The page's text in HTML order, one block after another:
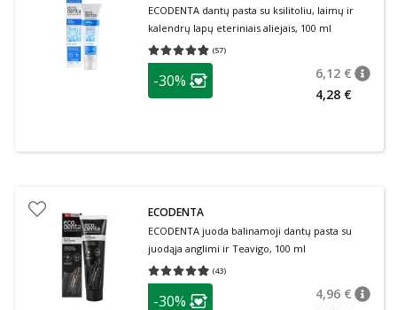
ECODENTA dantų pasta su ksilitoliu, laimų ir
kalendrų lapų eteriniais aliejais, 100 ml
(57)
Vidutinis įvertinimas 4.82
patarimas
Lojalumo klubo narių nuolaida
-30% 6,12 €
4,28 €
ECODENTA
ECODENTA juoda balinamoji dantų pasta su
juodąja anglimi ir Teavigo, 100 ml
(43)
Vidutinis įvertinimas 4.98
patarimas
-30% 4,96 €